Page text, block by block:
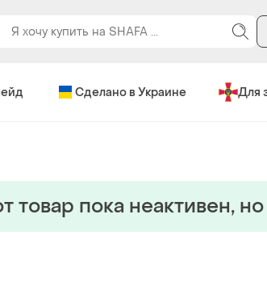
Сделано в Украине Для
товар пока неактивен,